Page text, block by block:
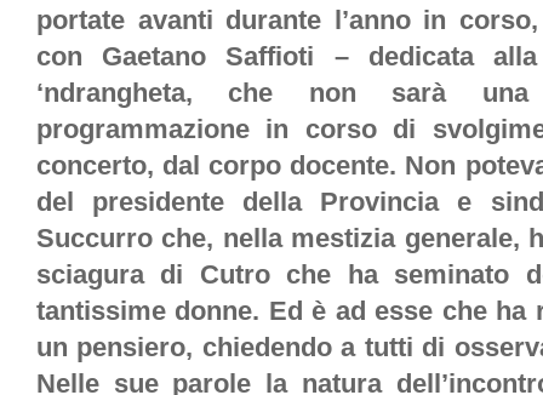
portate avanti durante l’anno in
con Gaetano Saffioti – dedicata
‘ndrangheta, che non sarà
programmazione in corso di
concerto, dal corpo docente. Non
del presidente della Provincia e
Succurro che, nella mestizia generale,
sciagura di Cutro che ha seminato
tantissime donne. Ed è ad esse che
un pensiero, chiedendo a tutti di
Nelle sue parole la natura